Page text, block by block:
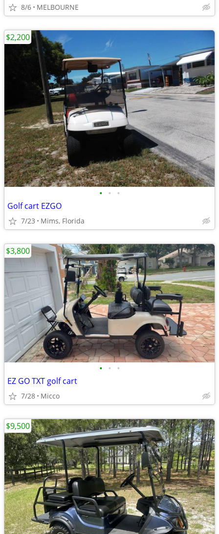
8/6 MELBOURNE
• • •
Golf cart EZGO
7/23 Mims, Florida
$2,200
• • •
EZ GO TXT golf cart
7/28 Micco
$3,800
$9,500